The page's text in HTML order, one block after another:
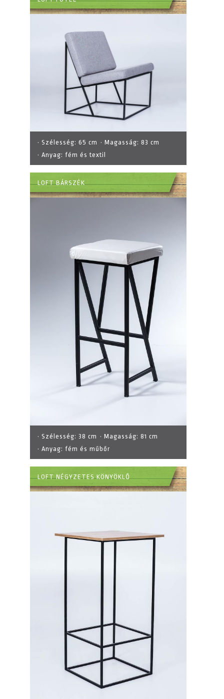
· Szélesség: 65 cm · Magasság: 83 cm
· Anyag: fém és textil
LOFT BÁRSZÉK
· Szélesség: 38 cm · Magasság: 81 cm
· Anyag: fém és műbőr
LOFT NÉGYZETES KÖNYÖKLŐ